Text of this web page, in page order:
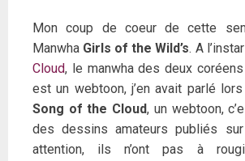
Mon coup de coeur de cette
Manwha Girls of the Wild’s. A
Cloud, le manwha des deux coréens
est un webtoon, j’en avait parlé
Song of the Cloud, un webtoon,
des dessins amateurs publiés
attention, ils n’ont pas à